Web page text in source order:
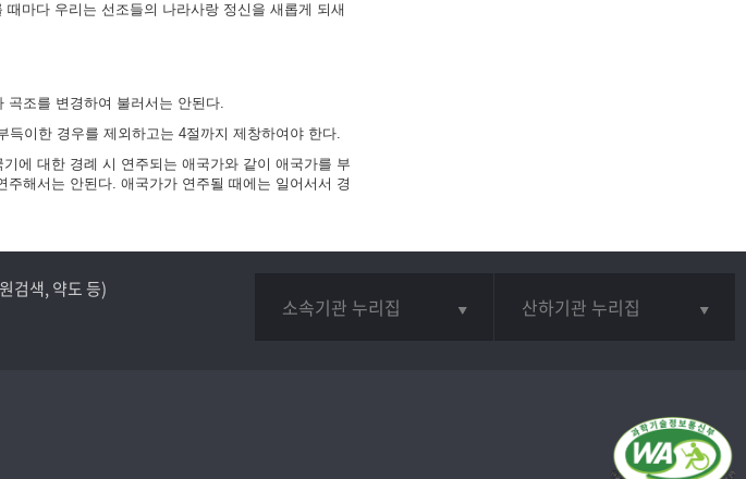
마다 우리는 선조들의 나라사랑 정신을 새롭게 되새
곡조를 변경하여 불러서는 안된다.
이한 경우를 제외하고는 4절까지 제창하여야 한다.
에 대한 경례 시 연주되는 애국가와 같이 애국가를 부
해서는 안된다. 애국가가 연주될 때에는 일어서서 경
검색, 약도 등)
소속기관 누리집 산하기관 누리집